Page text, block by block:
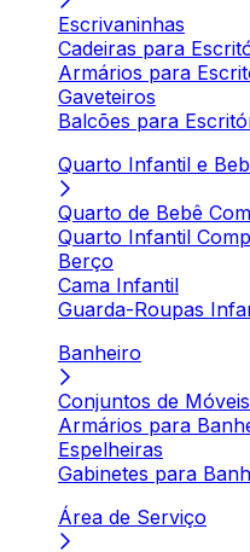
Escrivaninhas
Cadeiras para
Armários para
Gaveteiros
Balcões para
Quarto Infantil e
Quarto de Bebê
Quarto Infantil
Berço
Cama Infantil
Guarda-Roupas
Banheiro
Conjuntos de
Armários para
Espelheiras
Gabinetes para
Área de Serviço